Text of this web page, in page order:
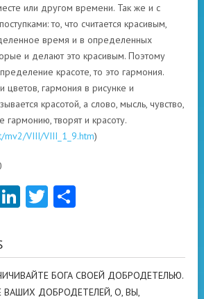
или другом времени. Так же и с
то, что считается красивым,
время и в определенных
и делают это красивым. Поэтому
красоте, то это гармония.
цветов, гармония в рисунке и
красотой, а слово, мысль, чувство,
гармонию, творят и красоту.
VIII/VIII_1_9.htm)
LinkedIn
Twitter
БОГА СВОЕЙ ДОБРОДЕТЕЛЬЮ.
ДОБРОДЕТЕЛЕЙ, О, ВЫ,